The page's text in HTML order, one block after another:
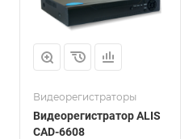
Видеорегистраторы
Видеорегистратор ALIS
CAD-6608